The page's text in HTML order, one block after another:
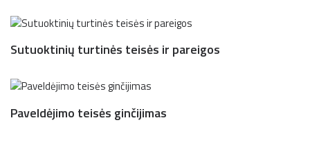
Sutuoktinių turtinės teisės ir pareigos
Paveldėjimo teisės ginčijimas